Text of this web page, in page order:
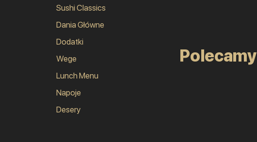
Sushi Classics
Dania Główne
Dodatki
Wege
Lunch Menu
Napoje
Desery
Polecamy